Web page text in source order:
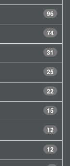
96
74
31
25
22
15
12
12